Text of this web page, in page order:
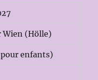
Wien (Hölle)
enfants)